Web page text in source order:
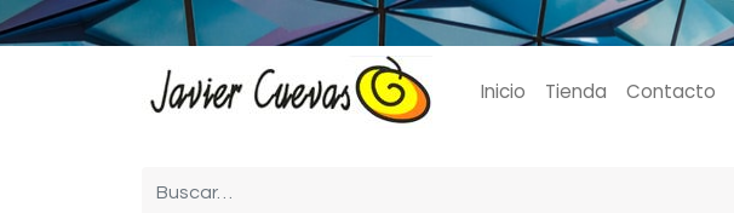
Inicio Tienda Contacto